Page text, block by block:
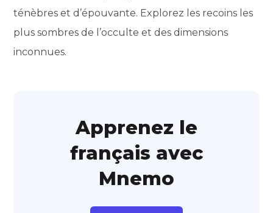
ténèbres et d’épouvante. Explorez les recoins les
plus sombres de l’occulte et des dimensions
inconnues.
Apprenez le
français avec
Mnemo